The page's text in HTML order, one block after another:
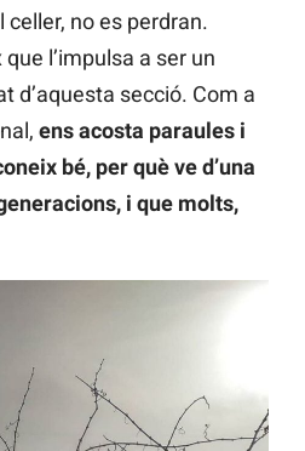
no es perdran.
l’impulsa a ser un
d’aquesta secció. Com a
ens acosta paraules i
bé, per què ve d’una
i que molts,